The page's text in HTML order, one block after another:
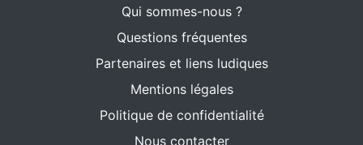
Qui sommes-nous ?
Questions fréquentes
Partenaires et liens ludiques
Mentions légales
Politique de confidentialité
Nous contacter